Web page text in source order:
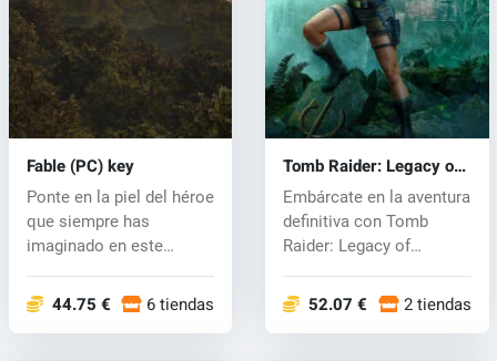
Fable (PC) key
Ponte en la piel del héroe
que siempre has
imaginado en este
44.75 € 6 tiendas
Tomb Raider: Legacy of
Atlantis (PC) key
Embárcate en la aventura
definitiva con Tomb
Raider: Legacy of
52.07 € 2 tiendas